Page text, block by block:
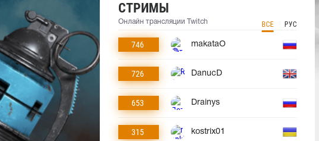
СТРИМЫ
Онлайн трансляции Twitch ВСЕ РУС
746 makataO
726 DanucD
653 Drainys
315 kostrix01